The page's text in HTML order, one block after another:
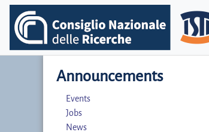
Announcements
Events
Jobs
News